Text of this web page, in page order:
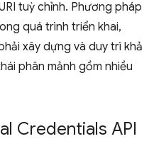
tuỳ chỉnh. Phương pháp
quá trình triển khai,
xây dựng và duy trì khả
phân mảnh gồm nhiều
Credentials API